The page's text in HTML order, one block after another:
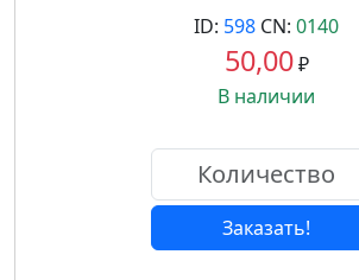
ID: 598 CN: 0140
50,00₽
В наличии
Заказать!